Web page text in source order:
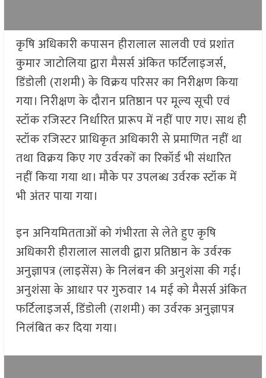
कृषि अधिकारी कपासन हीरालाल सालवी एवं प्रशांत
कुमार जाटोलिया द्वारा मैसर्स अंकित फर्टिलाइजर्स,
डिंडोली (राशमी) के विक्रय परिसर का निरीक्षण किया
गया। निरीक्षण के दौरान प्रतिष्ठान पर मूल्य सूची एवं
स्टॉक रजिस्टर निर्धारित प्रारूप में नहीं पाए गए। साथ ही
स्टॉक रजिस्टर प्राधिकृत अधिकारी से प्रमाणित नहीं था
तथा विक्रय किए गए उर्वरकों का रिकॉर्ड भी संधारित
नहीं किया गया था। मौके पर उपलब्ध उर्वरक स्टॉक में
भी अंतर पाया गया।
इन अनियमितताओं को गंभीरता से लेते हुए कृषि
अधिकारी हीरालाल सालवी द्वारा प्रतिष्ठान के उर्वरक
अनुज्ञापत्र (लाइसेंस) के निलंबन की अनुशंसा की गई।
अनुशंसा के आधार पर गुरुवार 14 मई को मैसर्स अंकित
फर्टिलाइजर्स, डिंडोली (राशमी) का उर्वरक अनुज्ञापत्र
निलंबित कर दिया गया।